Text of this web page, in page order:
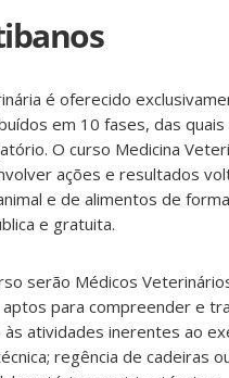
é oferecido
em 10 fases, das
O curso Medicina
ações e resultados
e de alimentos de
e gratuita.
serão Médicos
para compreender e
atividades inerentes ao
regência de cadeiras